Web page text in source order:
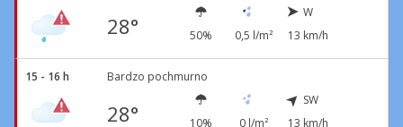
28° 50% 0,5 l/m²
W
13 km/h
15 - 16 h Bardzo pochmurno
28° 10% 0 l/m²
SW
13 km/h